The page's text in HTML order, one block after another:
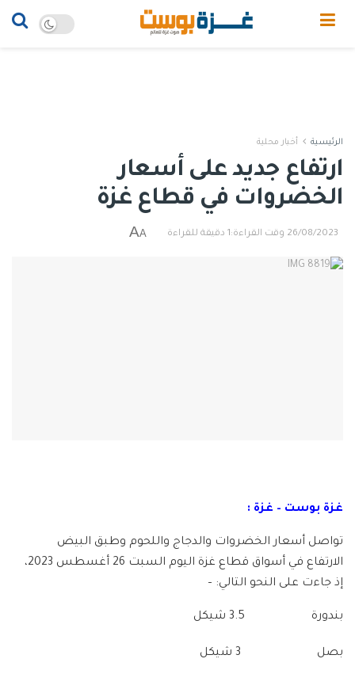
الرئيسية أخبار محلية
ارتفاع جديد على أسعار
الخضروات في قطاع غزة
26/08/2023 وقت القراءة:1 دقيقة للقراءة A
A
غزة بوست – غزة :
تواصل أسعار الخضروات والدجاج واللحوم وطبق البيض
الارتفاع في أسواق قطاع غزة اليوم السبت 26 أغسطس 2023،
إذ جاءت على النحو التالي: –
بندورة 3.5 شيكل
بصل 3 شيكل